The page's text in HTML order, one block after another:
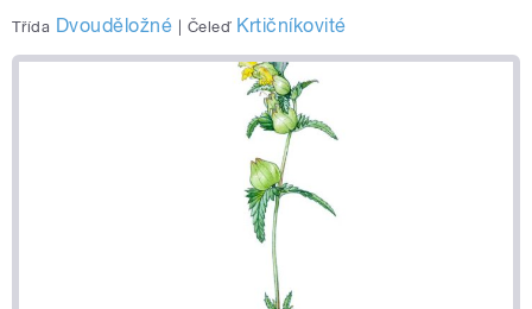
Třída Dvouděložné | Čeleď Krtičníkovité